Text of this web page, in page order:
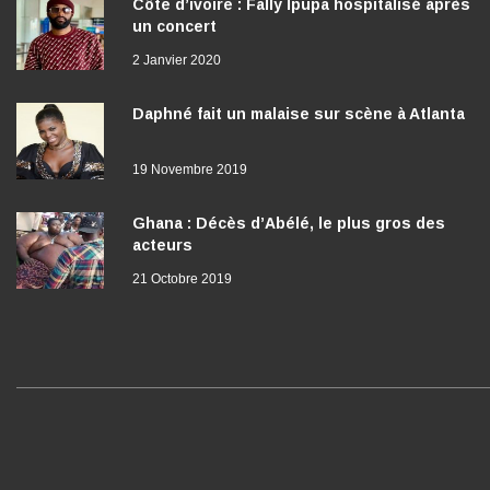
Côte d’ivoire : Fally Ipupa hospitalisé après
un concert
2 Janvier 2020
Daphné fait un malaise sur scène à Atlanta
19 Novembre 2019
Ghana : Décès d’Abélé, le plus gros des
acteurs
21 Octobre 2019